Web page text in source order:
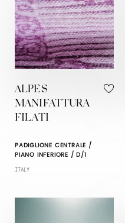
ALPES
MANIFATTURA
FILATI
PADIGLIONE CENTRALE /
PIANO INFERIORE / D/1
ITALY